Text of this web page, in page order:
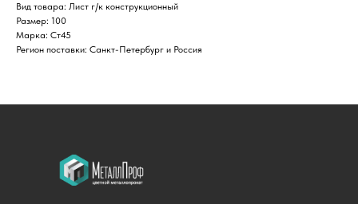
Вид товара: Лист г/к конструкционный
Размер: 100
Марка: Ст45
Регион поставки: Санкт-Петербург и Россия